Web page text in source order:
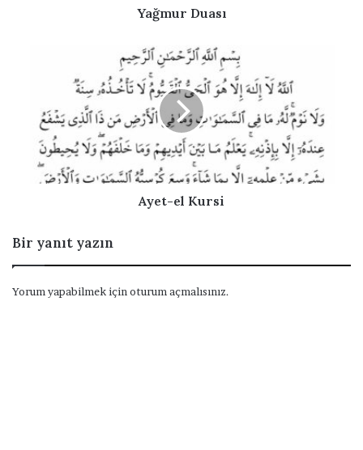
Yağmur Duası
Ayet-el Kursi
Bir yanıt yazın
Yorum yapabilmek için oturum açmalısınız.